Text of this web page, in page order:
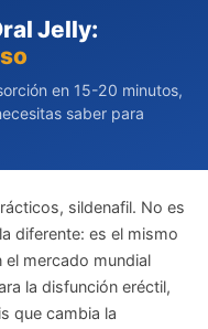
Jelly:
en 15-20 minutos,
saber para
sildenafil. No es
diferente: es el mismo
el mercado mundial
la disfunción eréctil,
que cambia la